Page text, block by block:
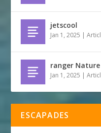
jetscool
Jan 1, 2025 |
ranger Nature
Jan 1, 2025 |
ESCAPADES